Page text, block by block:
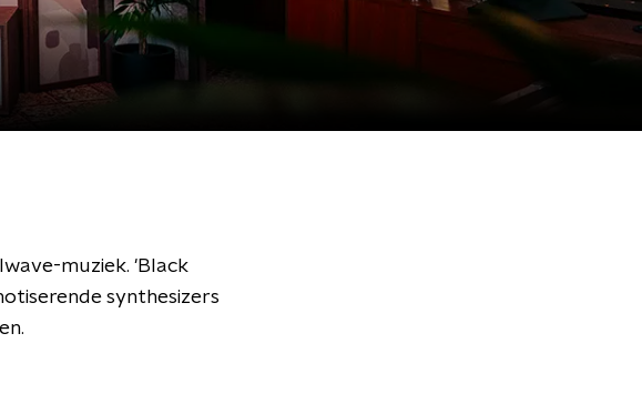
muziek. 'Black
synthesizers